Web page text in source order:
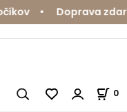
• Doprava
0